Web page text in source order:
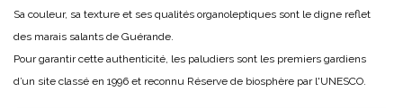
Sa couleur, sa texture et ses qualités organoleptiques sont le digne reflet
des marais salants de Guérande.
Pour garantir cette authenticité, les paludiers sont les premiers gardiens
d’un site classé en 1996 et reconnu Réserve de biosphère par l'UNESCO.